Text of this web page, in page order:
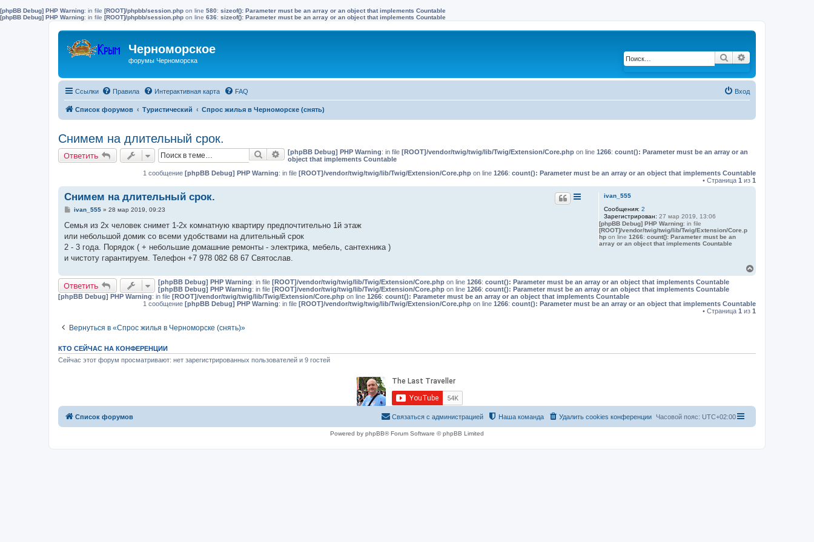
[phpBB Debug] PHP Warning: in file [ROOT]/phpbb/session.php on line 580: sizeof(): Parameter must be an array or an object that implements Countable
[phpBB Debug] PHP Warning: in file [ROOT]/phpbb/session.php on line 636: sizeof(): Parameter must be an array or an object that implements Countable
Черноморское
форумы Черноморска Поиск
Ссылки Правила Интерактивная карта FAQ Вход
Список форумов Туристический Спрос жилья в Черноморске (снять)
Снимем на длительный срок.
Ответить Поиск Расширенный поиск
[phpBB Debug] PHP Warning: in file [ROOT]/vendor/twig/twig/lib/Twig/Extension/Core.php on line 1266: count(): Parameter must be an array or an
object that implements Countable
1 сообщение [phpBB Debug] PHP Warning: in file [ROOT]/vendor/twig/twig/lib/Twig/Extension/Core.php on line 1266: count(): Parameter must be an array or an object that implements Countable
• Страница 1 из 1
ivan_555
Сообщения: 2
Зарегистрирован: 27 мар 2019, 13:06
[phpBB Debug] PHP Warning: in file
[ROOT]/vendor/twig/twig/lib/Twig/Extension/Core.p
hpon line 1266: count(): Parameter must be an
array or an object that implements Countable
Снимем на длительный срок.
С
о
щ
и
ivan_555» 28 мар 2019, 09:23
Семья из 2х человек снимет 1-2х комнатную квартиру предпочтительно 1й этаж
или небольшой домик со всеми удобствами на длительный срок
2 - 3 года. Порядок ( + небольшие домашние ремонты - электрика, мебель, сантехника )
и чистоту гарантируем. Телефон +7 978 082 68 67 Святослав.
у
н
Ответить [phpBB Debug] PHP Warning: in file [ROOT]/vendor/twig/twig/lib/Twig/Extension/Core.php on line 1266: count(): Parameter must be an array or an object that implements Countable
[phpBB Debug] PHP Warning: in file [ROOT]/vendor/twig/twig/lib/Twig/Extension/Core.php on line 1266: count(): Parameter must be an array or an object that implements Countable
[phpBB Debug] PHP Warning: in file [ROOT]/vendor/twig/twig/lib/Twig/Extension/Core.php on line 1266: count(): Parameter must be an array or an object that implements Countable
1 сообщение [phpBB Debug] PHP Warning: in file [ROOT]/vendor/twig/twig/lib/Twig/Extension/Core.php on line 1266: count(): Parameter must be an array or an object that implements Countable
• Страница 1 из 1
Вернуться в «Спрос жилья в Черноморске (снять)»
КТО СЕЙЧАС НА КОНФЕРЕНЦИИ
Сейчас этот форум просматривают: нет зарегистрированных пользователей и 9 гостей
Список форумов Часовой пояс: UTC+02:00
Удалить cookies конференции
Наша команда
Связаться с администрацией
Powered by phpBB® Forum Software © phpBB Limited